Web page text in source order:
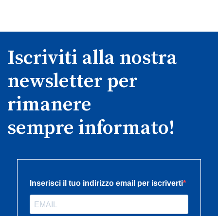
Iscriviti alla nostra
newsletter per
rimanere
sempre informato!